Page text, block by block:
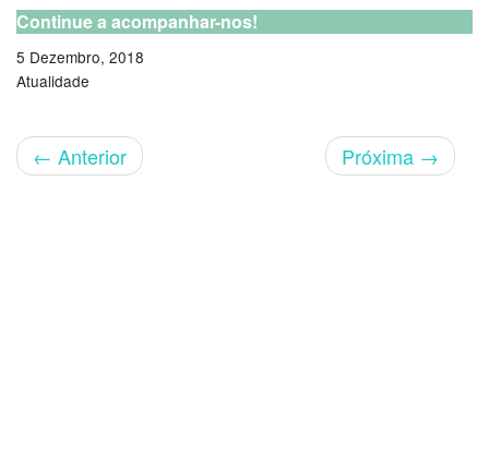
Continue a acompanhar-nos!
5 Dezembro, 2018
Atualidade
← Anterior Próxima →